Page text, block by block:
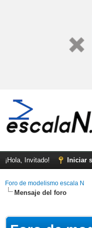
¡Hola, Invitado! Iniciar
Foro de modelismo escala N
Mensaje del foro